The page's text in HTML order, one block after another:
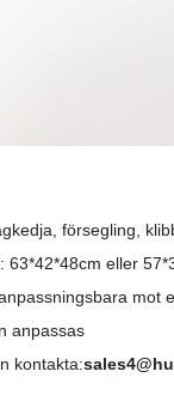
försegling,
63*42*48cm eller
mot
anpassas
kontakta: